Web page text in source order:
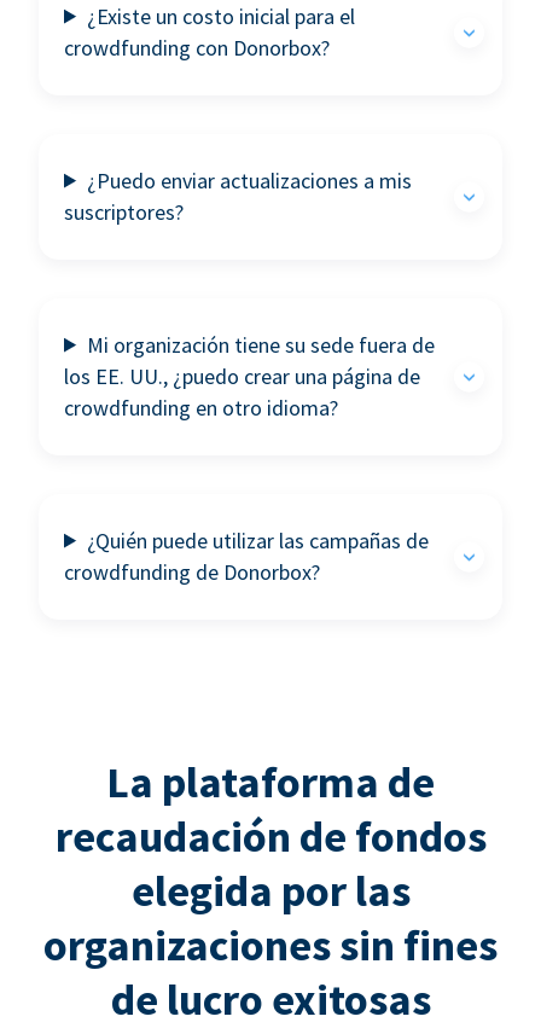
¿Existe un costo inicial para el
crowdfunding con Donorbox?
¿Puedo enviar actualizaciones a mis
suscriptores?
Mi organización tiene su sede fuera de
los EE. UU., ¿puedo crear una página de
crowdfunding en otro idioma?
¿Quién puede utilizar las campañas de
crowdfunding de Donorbox?
La plataforma de
recaudación de fondos
elegida por las
organizaciones sin fines
de lucro exitosas